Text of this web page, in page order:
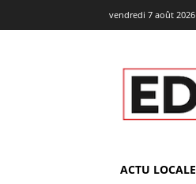
vendredi 7 août 2026
ACTU LOCALE